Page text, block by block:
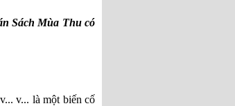
Sách Mùa Thu có
v... là một biến cố